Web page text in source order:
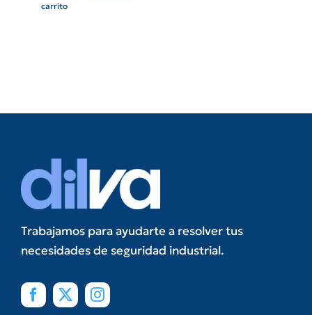
carrito
Trabajamos para ayudarte a resolver tus
necesidades de seguridad industrial.